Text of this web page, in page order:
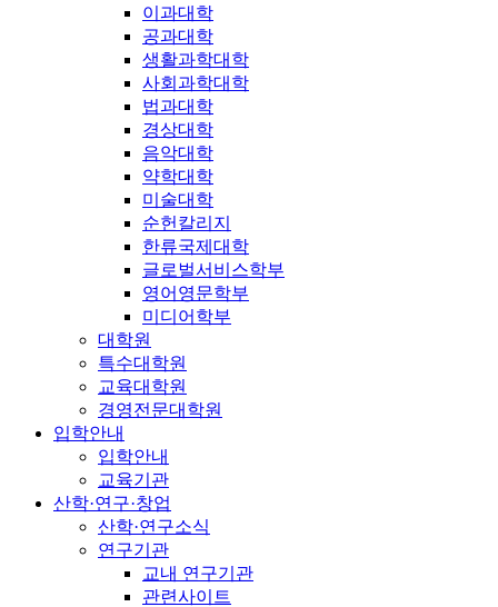
이과대학
공과대학
생활과학대학
사회과학대학
법과대학
경상대학
음악대학
약학대학
미술대학
순헌칼리지
한류국제대학
글로벌서비스학부
영어영문학부
미디어학부
대학원
특수대학원
교육대학원
경영전문대학원
입학안내
입학안내
교육기관
산학·연구·창업
산학·연구소식
연구기관
교내 연구기관
관련사이트